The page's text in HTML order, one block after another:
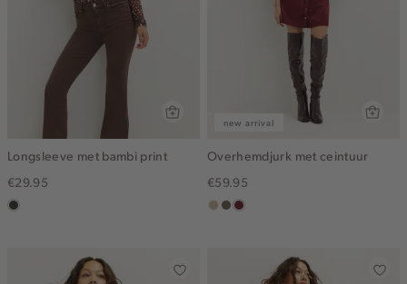
Longsleeve met bambi print
€29.95
choco
new arrival
Overhemdjurk met ceintuur
€59.95
lichtzand
middenbruin
bordeaux